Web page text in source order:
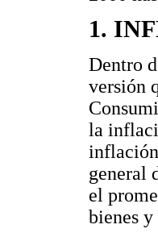
1.
Dentro
versión
la
general
el
bienes